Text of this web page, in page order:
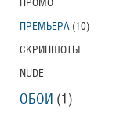
ПРОМО
ПРЕМЬЕРА (10)
СКРИНШОТЫ
NUDE
ОБОИ (1)